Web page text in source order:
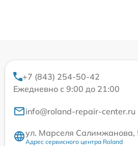
+7 (843) 254-50-42
Ежедневно с 9:00 до 21:00
info@roland-repair-center.ru
ул. Марселя Салимжанова,
Адрес сервисного центра Roland